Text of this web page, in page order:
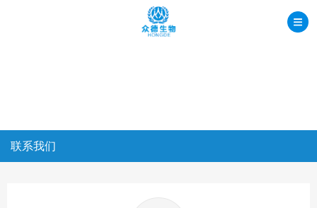
联系我们